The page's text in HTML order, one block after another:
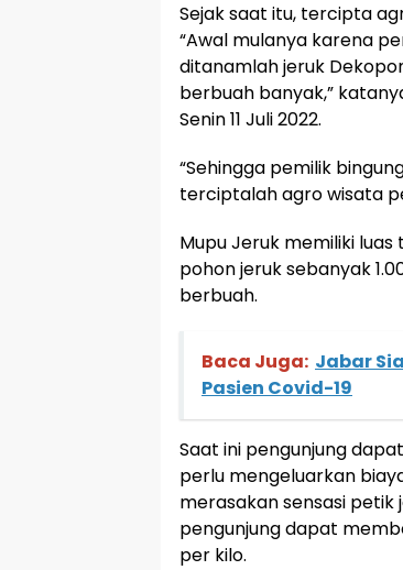
Sejak saat itu, tercipta
“Awal mulanya karena
ditanamlah jeruk
berbuah banyak,”
Senin 11 Juli 2022.
“Sehingga pemilik
terciptalah agro wisata
Mupu Jeruk memiliki
pohon jeruk sebanyak
berbuah.
Baca Juga: Jabar
Pasien Covid-19
Saat ini pengunjung
perlu mengeluarkan
merasakan sensasi
pengunjung dapat
per kilo.